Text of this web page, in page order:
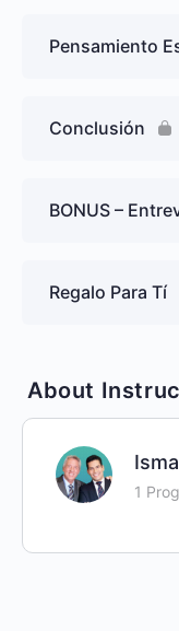
Pensamiento
Conclusión
BONUS –
Regalo Para Tí
About
1